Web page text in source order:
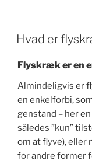
Hvad er
Flyskræk er en
Almindeligvis er
en enkelforbi,
genstand – her
således ”kun”
om at flyve), eller
for andre former